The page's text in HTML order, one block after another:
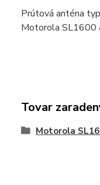
Prútová anténa
Motorola SL1600
Tovar
Motorola